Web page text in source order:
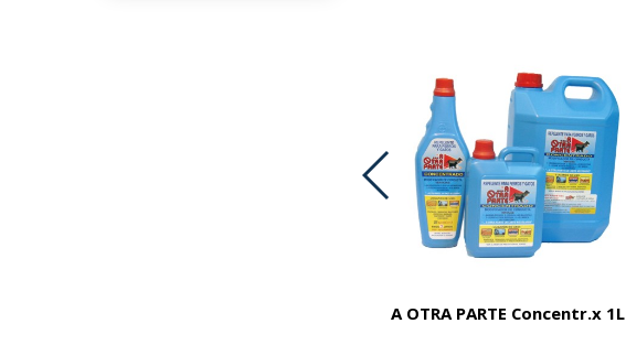
A OTRA PARTE Concentr.x 1L